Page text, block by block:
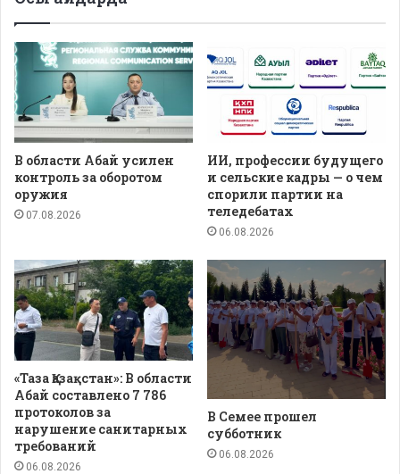
В области Абай усилен
контроль за оборотом
оружия
07.08.2026
ИИ, профессии будущего
и сельские кадры — о чем
спорили партии на
теледебатах
06.08.2026
«Таза Қазақстан»: В области
Абай составлено 7 786
протоколов за
нарушение санитарных
требований
06.08.2026
В Семее прошел
субботник
06.08.2026